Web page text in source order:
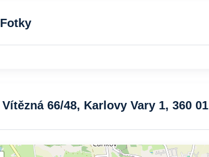
Fotky
Vítězná 66/48, Karlovy Vary 1, 360 01